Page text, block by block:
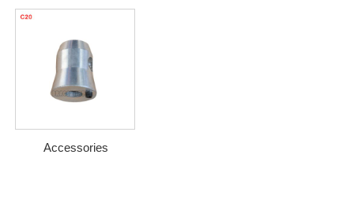
Accessories